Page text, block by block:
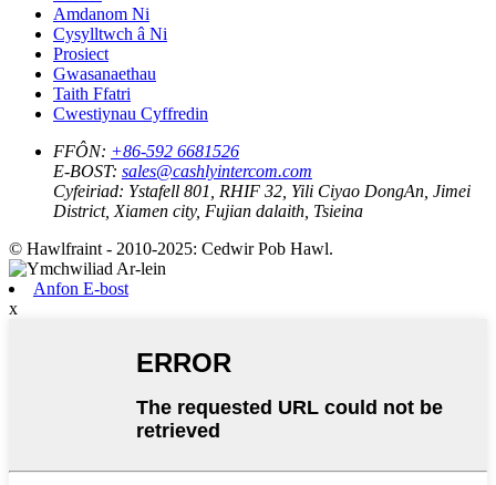
Amdanom Ni
Cysylltwch â Ni
Prosiect
Gwasanaethau
Taith Ffatri
Cwestiynau Cyffredin
FFÔN: +86-592 6681526
E-BOST: sales@cashlyintercom.com
Cyfeiriad: Ystafell 801, RHIF 32, Yili Ciyao DongAn, Jimei
District, Xiamen city, Fujian dalaith, Tsieina
© Hawlfraint - 2010-2025: Cedwir Pob Hawl.
Anfon E-bost
x